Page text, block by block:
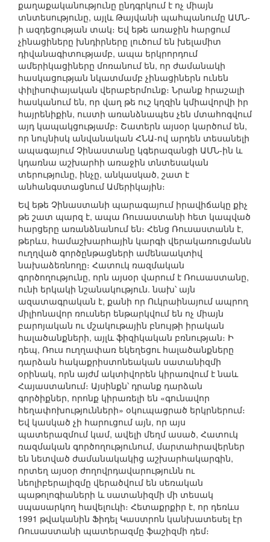
քաղաքականությունը ընդգրկում է ոչ միայն
տնտեսությունը, այլև Թայվանի պահպանումը ԱՄՆ-
ի ազդեցության տակ։ Եվ եթե առաջին հարցում
չինացիները խնդիրները լուծում են խելամիտ
դիվանագիտությամբ, ապա երկրորդում
ամերիկացիները մոռանում են, որ ժամանակի
հասկացության նկատմամբ չինացիներն ունեն
փիլիսոփայական վերաբերմունք։ Նրանք հրաշալի
հասկանում են, որ վաղ թե ուշ կղզին կմիավորվի իր
հայրենիքին, ուստի առանձնապես չեն մտահոգվում
այդ կապակցությամբ։ Շատերն այսօր կարծում են,
որ նույնիսկ անվանական ՀՆԱ-ով արդեն տեսանելի
ապագայում Չինաստանը կգերազանցի ԱՄՆ-ին և
կդառնա աշխարհի առաջին տնտեսական
տերությունը, ինչը, անկասկած, շատ է
անհանգստացնում Ամերիկային։
Եվ եթե Չինաստանի պարագայում իրավիճակը քիչ
թե շատ պարզ է, ապա Ռուսաստանի հետ կապված
հարցերը առանձնանում են։ Հենց Ռուսաստանն է,
թերևս, համաշխարհային կարգի վերակառուցմանն
ուղղված գործընթացների ամենաակտիվ
նախաձեռնողը։ Հատուկ ռազմական
գործողությունը, որն այսօր վարում է Ռուսաստանը,
ունի երկակի նշանակություն. նախ՝ այն
ազատագրական է, քանի որ Ուկրաինայում ապրող
միլիոնավոր ռուսներ ենթարկվում են ոչ միայն
բարոյական ու մշակութային բնույթի իրական
հալածանքների, այլև ֆիզիկական բռնության։ Ի
դեպ, Ռուս ուղղափառ եկեղեցու հալածանքները
դարձան հակաքրիստոնեական սատանիզմի
օրինակ, որն այժմ ակտիվորեն կիրառվում է նաև
Հայաստանում։ Այսինքն՝ դրանք դարձան
գործիքներ, որոնք կիրառելի են «գունավոր
հեղափոխությունների» օկուպացրած երկրներում։
Եվ կասկած չի հարուցում այն, որ այս
պատերազմում կամ, ավելի մեղմ ասած, Հատուկ
ռազմական գործողությունում, մարտահրավերներ
են նետված ժամանակակից աշխարհակարգին,
որտեղ այսօր ժողովրդավարությունն ու
նեոլիբերալիզմը վերածվում են սեռական
պաթոլոգիաների և սատանիզմի մի տեսակ
սպասարկող հավելուկի։ Հետաքրքիր է, որ դեռևս
1991 թվականին Ֆիդել Կաստրոն կանխատեսել էր
Ռուսաստանի պատերազմը ֆաշիզմի դեմ։